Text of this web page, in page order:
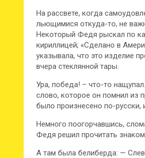
На рассвете, когда
льющимися откуда-то, не
Некоторый Федя рыскал по
кириллицей; «Сделано в
указывала, что это изделие
вчера стеклянной тары.
Ура, победа! – что-то
слово, которое он помнил из
было произнесено по-русски,
Немного поогорчавшись,
Федя решил прочитать
А там была белиберда: —